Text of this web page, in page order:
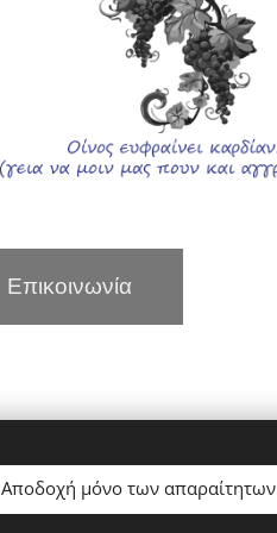
Επικοινωνία
Αποδοχή μόνο των απαραίτητων